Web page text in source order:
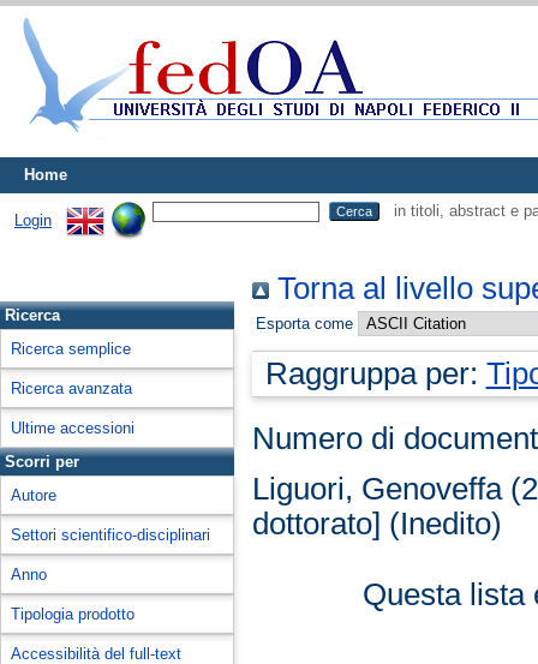
Home
Login
in titoli, abstract e
Ricerca
Ricerca semplice
Ricerca avanzata
Ultime accessioni
Scorri per
Autore
Settori scientifico-disciplinari
Anno
Tipologia prodotto
Accessibilità del full-text
Torna al livello
Esporta come
Raggruppa per:
Numero di
Liguori, Genoveffa
dottorato] (Inedito)
Questa lista